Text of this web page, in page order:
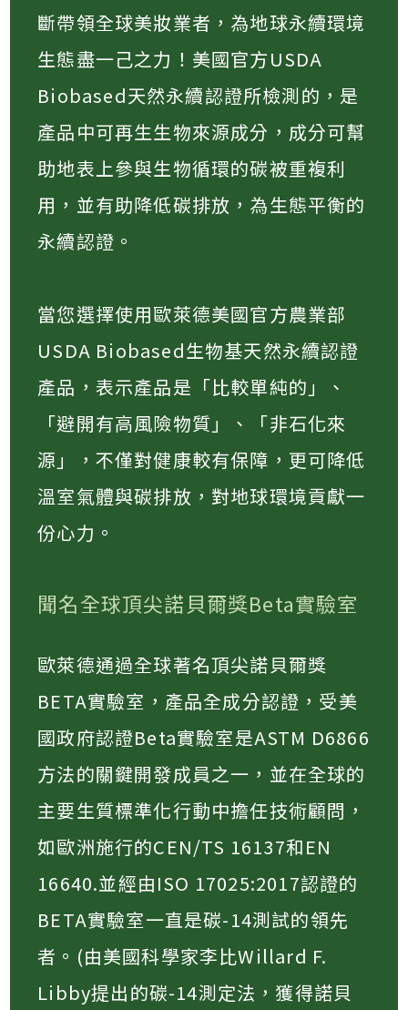
斷帶領全球美妝業者，為地球永續環境
生態盡一己之力！美國官方USDA
Biobased天然永續認證所檢測的，是
產品中可再生生物來源成分，成分可幫
助地表上參與生物循環的碳被重複利
用，並有助降低碳排放，為生態平衡的
永續認證。
當您選擇使用歐萊德美國官方農業部
USDA Biobased生物基天然永續認證
產品，表示產品是「比較單純的」、
「避開有高風險物質」、「非石化來
源」，不僅對健康較有保障，更可降低
溫室氣體與碳排放，對地球環境貢獻一
份心力。
聞名全球頂尖諾貝爾獎Beta實驗室
歐萊德通過全球著名頂尖諾貝爾獎
BETA實驗室，產品全成分認證，受美
國政府認證Beta實驗室是ASTM D6866
方法的關鍵開發成員之一，並在全球的
主要生質標準化行動中擔任技術顧問，
如歐洲施行的CEN/TS 16137和EN
16640.並經由ISO 17025:2017認證的
BETA實驗室一直是碳-14測試的領先
者。(由美國科學家李比Willard F.
Libby提出的碳-14測定法，獲得諾貝